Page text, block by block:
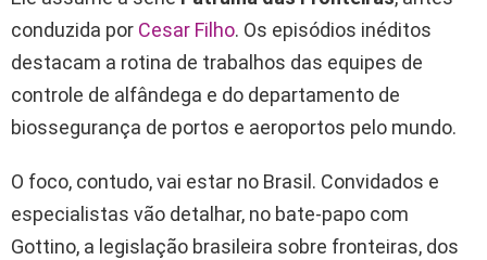
conduzida por Cesar Filho. Os episódios inéditos
destacam a rotina de trabalhos das equipes de
controle de alfândega e do departamento de
biossegurança de portos e aeroportos pelo mundo.
O foco, contudo, vai estar no Brasil. Convidados e
especialistas vão detalhar, no bate-papo com
Gottino, a legislação brasileira sobre fronteiras, dos